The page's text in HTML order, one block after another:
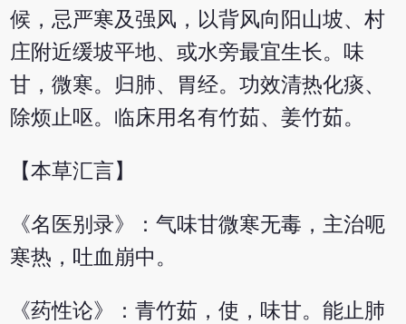
候，忌严寒及强风，以背风向阳山坡、村
庄附近缓坡平地、或水旁最宜生长。味
甘，微寒。归肺、胃经。功效清热化痰、
除烦止呕。临床用名有竹茹、姜竹茹。
【本草汇言】
《名医别录》：气味甘微寒无毒，主治呃
寒热，吐血崩中。
《药性论》：青竹茹，使，味甘。能止肺